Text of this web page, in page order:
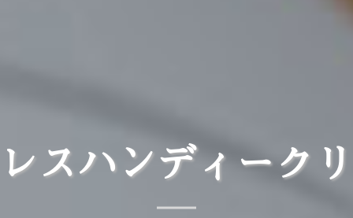
スハンディーク